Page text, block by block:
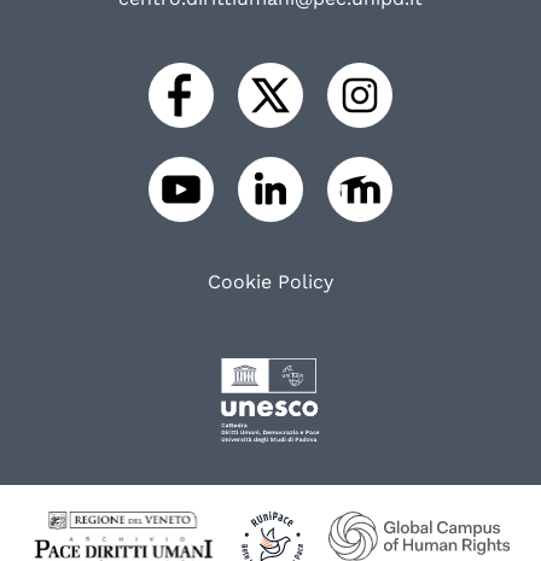
Cookie Policy